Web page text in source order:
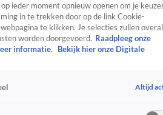
RealityCrimeVideo's
reageert op
Ali B en Peter Gillis
op de gevangenisstraffen van
ieder moment opnieuw openen om je
in te trekken door op de link Cookie-
te klikken. Je selecties zullen overal
worden doorgevoerd. Raadpleeg onze
informatie.
Bekijk hier onze Digitale
Altijd